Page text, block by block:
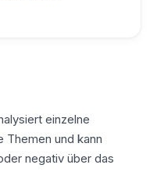
einzelne
Themen und kann
negativ über das